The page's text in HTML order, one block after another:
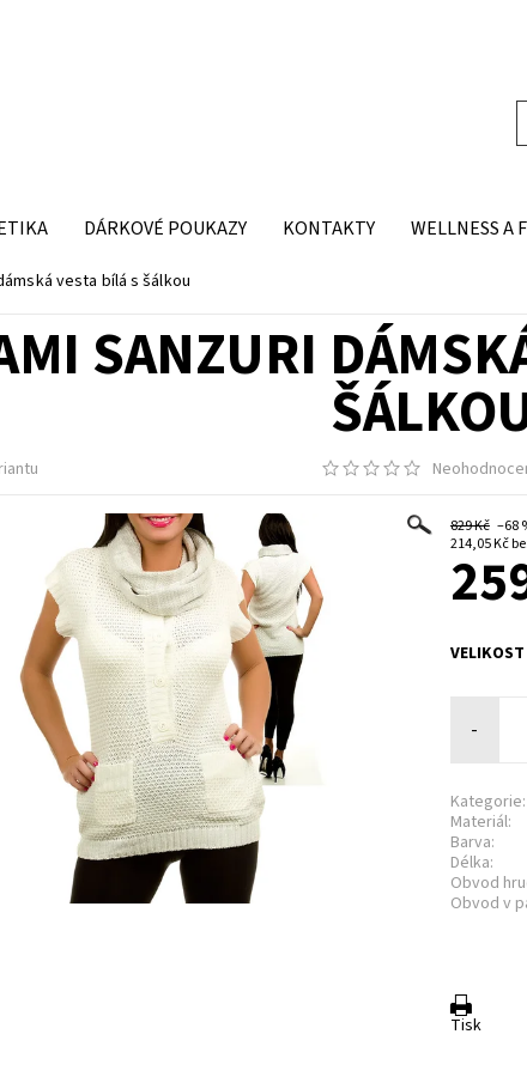
DÁRKOVÉ POUKAZY KONTAKTY WELLNESS A
vesta bílá s šálkou
SANZURI
829 Kč –68
VELIKOST
-
Kategorie:
Materiál:
Barva:
Délka:
Obvod
Obvod v
Tisk